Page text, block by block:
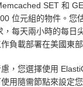
SET 和
位元組的物件。您
每天兩小時的每日
負載部署在美國東
，您選擇使用
用隨需節點來設定